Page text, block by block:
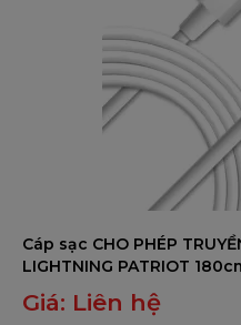
Cáp sạc CHO PHÉP
LIGHTNING PATRIOT
Giá: Liên hệ